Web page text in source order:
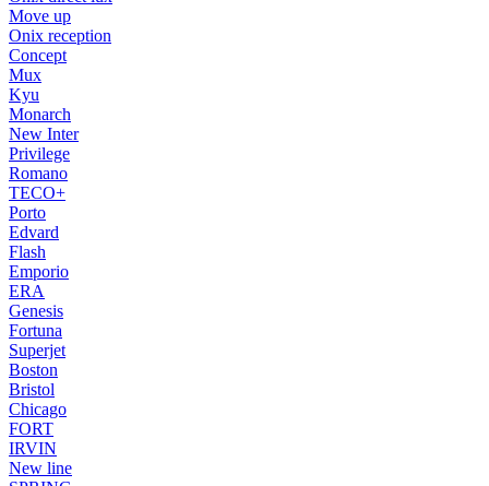
Move up
Onix reception
Concept
Mux
Kyu
Monarch
New Inter
Privilege
Romano
TECO+
Porto
Edvard
Flash
Emporio
ERA
Genesis
Fortuna
Superjet
Boston
Bristol
Chicago
FORT
IRVIN
New line